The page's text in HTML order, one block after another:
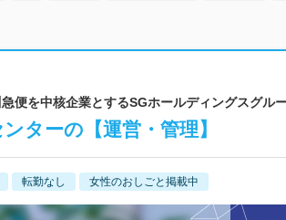
便を中核企業とするSGホールディングスグル
ターの【運営・管理】
転勤なし 女性のおしごと掲載中